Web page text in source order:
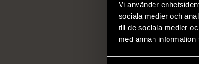
Vi använder
sociala medier och
till de sociala medier
med annan
utanförskap,
och stötta